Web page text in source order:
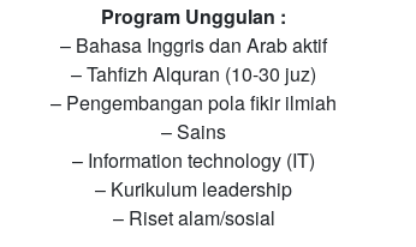
Program Unggulan :
– Bahasa Inggris dan Arab aktif
– Tahfizh Alquran (10-30 juz)
– Pengembangan pola fikir ilmiah
– Sains
– Information technology (IT)
– Kurikulum leadership
– Riset alam/sosial